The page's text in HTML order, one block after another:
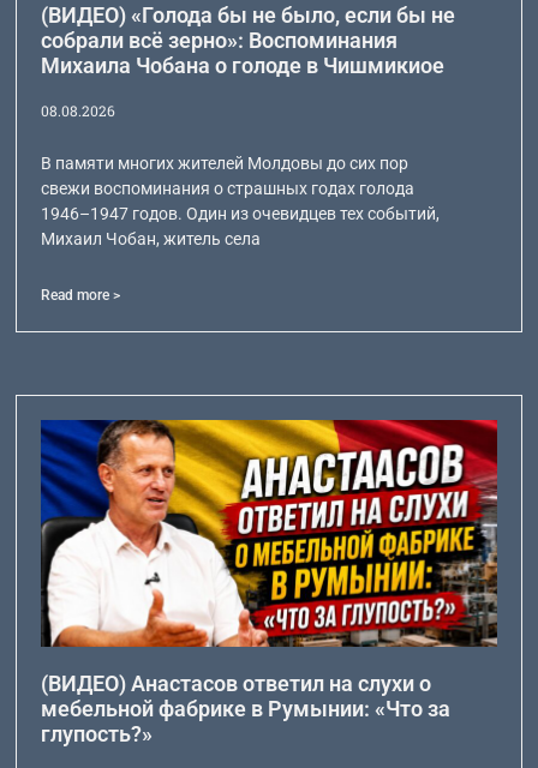
(ВИДЕО) «Голода бы не было, если бы не
собрали всё зерно»: Воспоминания
Михаила Чобана о голоде в Чишмикиое
08.08.2026
В памяти многих жителей Молдовы до сих пор
свежи воспоминания о страшных годах голода
1946–1947 годов. Один из очевидцев тех событий,
Михаил Чобан, житель села
Read more >
(ВИДЕО) Анастасов ответил на слухи о
мебельной фабрике в Румынии: «Что за
глупость?»